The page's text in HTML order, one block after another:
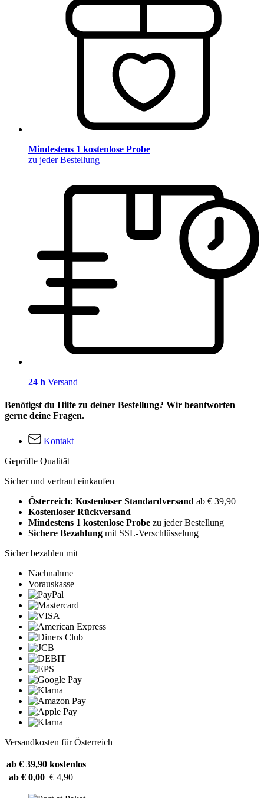
Mindestens 1 kostenlose Probe
zu jeder Bestellung
24 h Versand
Benötigst du Hilfe zu deiner Bestellung? Wir beantworten
gerne deine Fragen.
Kontakt
Geprüfte Qualität
Sicher und vertraut einkaufen
Österreich: Kostenloser Standardversand ab € 39,90
Kostenloser Rückversand
Mindestens 1 kostenlose Probe zu jeder Bestellung
Sichere Bezahlung mit SSL-Verschlüsselung
Sicher bezahlen mit
Nachnahme
Vorauskasse
Versandkosten für Österreich
ab € 39,90 kostenlos
ab € 0,00 € 4,90